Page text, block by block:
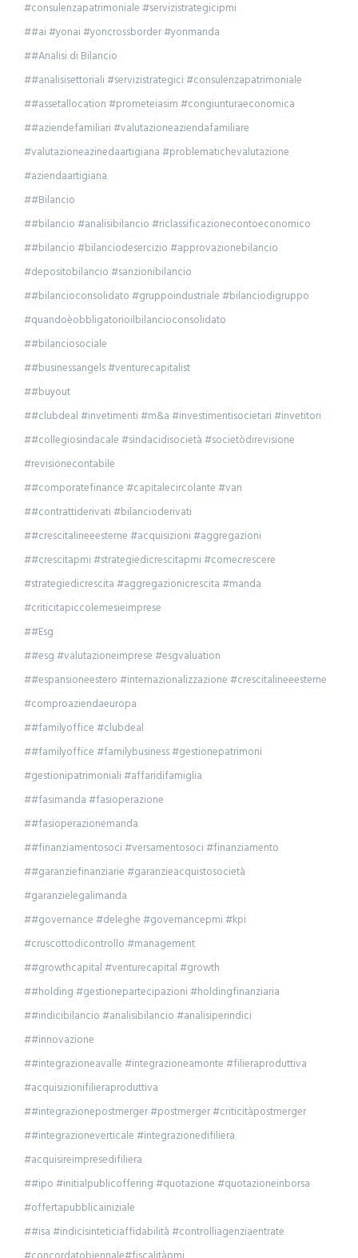
#consulenzapatrimoniale #servizistrategicipmi
##ai #yonai #yoncrossborder #yonmanda
##Analisi di Bilancio
##analisisettoriali #servizistrategici #consulenzapatrimoniale
##assetallocation #prometeiasim #congiunturaeconomica
##aziendefamiliari #valutazioneaziendafamiliare
#valutazioneazinedaartigiana #problematichevalutazione
#aziendaartigiana
##Bilancio
##bilancio #analisibilancio #riclassificazionecontoeconomico
##bilancio #bilanciodesercizio #approvazionebilancio
#depositobilancio #sanzionibilancio
##bilancioconsolidato #gruppoindustriale #bilanciodigruppo
#quandoèobbligatorioilbilancioconsolidato
##bilanciosociale
##businessangels #venturecapitalist
##buyout
##clubdeal #invetimenti #m&a #investimentisocietari #invetitori
##collegiosindacale #sindacidisocietà #societòdirevisione
#revisionecontabile
##comporatefinance #capitalecircolante #van
##contrattiderivati #bilancioderivati
##crescitalineeesterne #acquisizioni #aggregazioni
##crescitapmi #strategiedicrescitapmi #comecrescere
#strategiedicrescita #aggregazionicrescita #manda
#criticitapiccolemesieimprese
##Esg
##esg #valutazioneimprese #esgvaluation
##espansioneestero #internazionalizzazione #crescitalineeesterne
#comproaziendaeuropa
##familyoffice #clubdeal
##familyoffice #familybusiness #gestionepatrimoni
#gestionipatrimoniali #affaridifamiglia
##fasimanda #fasioperazione
##fasioperazionemanda
##finanziamentosoci #versamentosoci #finanziamento
##garanziefinanziarie #garanzieacquistosocietà
#garanzielegalimanda
##governance #deleghe #governancepmi #kpi
#cruscottodicontrollo #management
##growthcapital #venturecapital #growth
##holding #gestionepartecipazioni #holdingfinanziaria
##indicibilancio #analisibilancio #analisiperindici
##innovazione
##integrazioneavalle #integrazioneamonte #filieraproduttiva
#acquisizionifilieraproduttiva
##integrazionepostmerger #postmerger #criticitàpostmerger
##integrazioneverticale #integrazionedifiliera
#acquisireimpresedifiliera
##ipo #initialpublicoffering #quotazione #quotazioneinborsa
#offertapubblicainiziale
##isa #indicisinteticiaffidabilità #controlliagenziaentrate